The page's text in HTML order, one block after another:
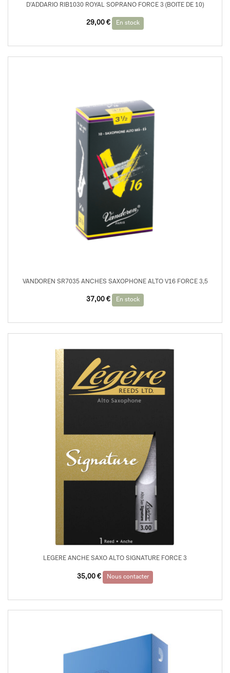
D’ADDARIO RIB1030 ROYAL SOPRANO FORCE 3 (BOITE DE 10)
29,00 € En stock
VANDOREN SR7035 ANCHES SAXOPHONE ALTO V16 FORCE 3,5
37,00 € En stock
LEGERE ANCHE SAXO ALTO SIGNATURE FORCE 3
35,00 € Nous contacter